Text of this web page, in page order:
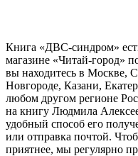
Книга «ДВС-синдром»
магазине «Читай-город»
вы находитесь в Москве,
Новгороде, Казани,
любом другом регионе
на книгу Людмила
удобный способ его
или отправка почтой.
приятнее, мы регулярно